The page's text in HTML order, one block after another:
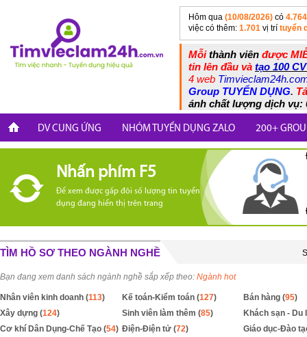
Hôm qua (10/08/2026) có 4.764
việc có thêm: 1.701 vị trí tuyển
Mỗithành viên được
tin lên đầu và tạo 100
4 web
Group TUYỂN DỤNG.
ánh chất lượng dịch vụ:
DV CUNG ỨNG NHÓM TUYỂN DỤNG ZALO 200+
Nhấn phím F5
Để xem được gấp đôi số lượng tin tuyển
dụng đang hiển thị trên trang
TÌM HỒ SƠ THEO NGÀNH NGHỀ
Bạn đang xem danh sách ngành nghề sắp xếp theo: Ngành hot
Nhân viên kinh doanh (113) Kế toán-Kiểm toán (127) Bán hàng (95)
Xây dựng (124) Sinh viên làm thêm (85)
Khách sạn - Du
Cơ khí Dân Dụng-Chế Tạo (54) Điện-Điện tử (72) Giáo dục-Đào